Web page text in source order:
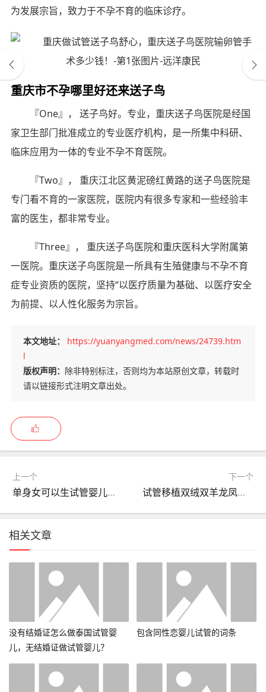
为发展宗旨，致力于不孕不育的临床诊疗。
重庆市不孕哪里好还来送子鸟
『One』， 送子鸟好。专业，重庆送子鸟医院是经国
家卫生部门批准成立的专业医疗机构，是一所集中科研、
临床应用为一体的专业不孕不育医院。
『Two』， 重庆江北区黄泥磅红黄路的送子鸟医院是
专门看不育的一家医院，医院内有很多专家和一些经验丰
富的医生，都非常专业。
『Three』， 重庆送子鸟医院和重庆医科大学附属第
一医院。重庆送子鸟医院是一所具有生殖健康与不孕不育
症专业资质的医院，坚持“以医疗质量为基础、以医疗安全
为前提、以人性化服务为宗旨。
本文地址：
https://yuanyangmed.com/news/24739.htm
l
版权声明： 除非特别标注，否则均为本站原创文章，转载时
请以链接形式注明文章出处。
上一个
单身女可以生试管婴儿吗知乎？单身女可以生试管婴儿吗知乎推荐？
下一个
试管移植双绒双羊龙凤胎几率大不，试管双胎双绒双羊
相关文章
没有结婚证怎么做泰国试管婴
儿，无结婚证做试管婴儿？
包含同性恋婴儿试管的词条